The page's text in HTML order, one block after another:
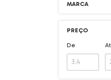
MARCA
PREÇO
De